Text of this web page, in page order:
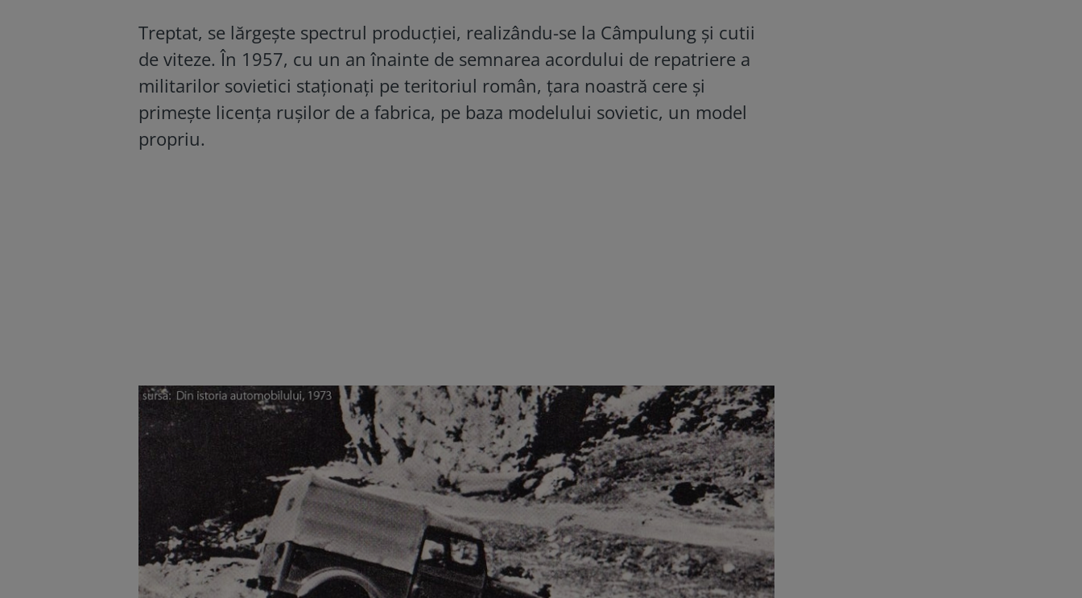
Treptat, se lărgește spectrul producției, realizându-se la Câmpulung și cutii
de viteze. În 1957, cu un an înainte de semnarea acordului de repatriere a
militarilor sovietici staționați pe teritoriul român, țara noastră cere și
primește licența rușilor de a fabrica, pe baza modelului sovietic, un model
propriu.